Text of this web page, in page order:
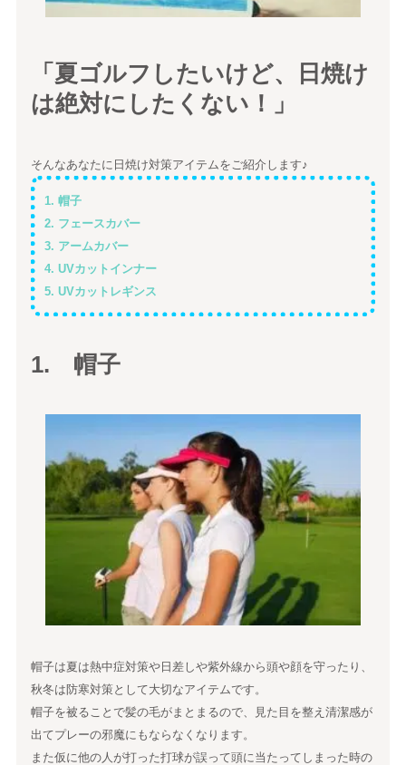
「夏ゴルフしたいけど、日焼け
は絶対にしたくない！」
そんなあなたに日焼け対策アイテムをご紹介します♪
1. 帽子
2. フェースカバー
3. アームカバー
4. UVカットインナー
5. UVカットレギンス
1. 帽子
帽子は夏は熱中症対策や日差しや紫外線から頭や顔を守ったり、
秋冬は防寒対策として大切なアイテムです。
帽子を被ることで髪の毛がまとまるので、見た目を整え清潔感が
出てプレーの邪魔にもならなくなります。
また仮に他の人が打った打球が誤って頭に当たってしまった時の